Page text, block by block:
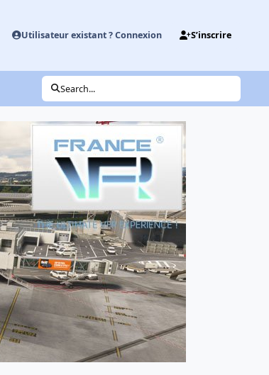
Utilisateur existant ? Connexion S’inscrire
Search...